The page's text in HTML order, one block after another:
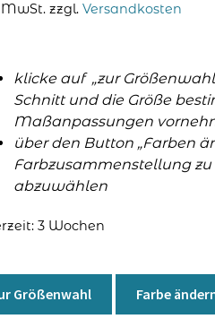
zzgl. Versandkosten
klicke auf „zur
Schnitt und die Größe
Maßanpassungen
über den Button „Farben
Farbzusammenstellung zu
abzuwählen
3 Wochen
Größenwahl Farbe